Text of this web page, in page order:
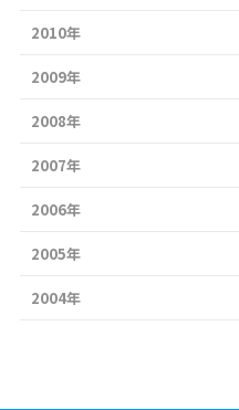
2010年
2009年
2008年
2007年
2006年
2005年
2004年